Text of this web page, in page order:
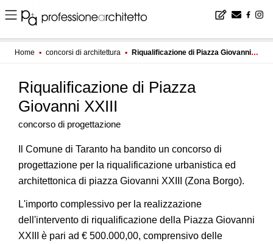
Home ▪ concorsi di architettura ▪ Riqualificazione di Piazza Giovanni XXIII
Riqualificazione di Piazza
Giovanni XXIII
concorso di progettazione
Il Comune di Taranto ha bandito un concorso di
progettazione per la riqualificazione urbanistica ed
architettonica di piazza Giovanni XXIII (Zona Borgo).
L'importo complessivo per la realizzazione
dell'intervento di riqualificazione della Piazza Giovanni
XXIII è pari ad € 500.000,00, comprensivo delle